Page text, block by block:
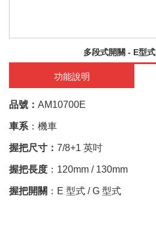
多段式開關 - E型式
功能說明
品號： AM10700E
車系 ：機車
握把尺寸： 7/8+1 英吋
握把長度 ：120mm / 130mm
握把開關 ：E 型式 / G 型式